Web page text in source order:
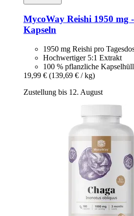
MycoWay Reishi 1950 mg
Kapseln
1950 mg Reishi pro
Hochwertiger 5:1 Extrakt
100 % pflanzliche
19,99 € (139,69 € / kg)
Zustellung bis 12. August